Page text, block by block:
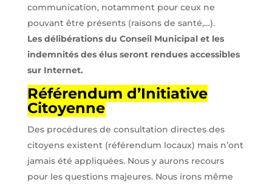
communication, notamment pour ceux ne
pouvant être présents (raisons de santé,…).
Les délibérations du Conseil Municipal et les
indemnités des élus seront rendues accessibles
sur Internet.
Référendum d’Initiative
Citoyenne
Des procédures de consultation directes des
citoyens existent (référendum locaux) mais n’ont
jamais été appliquées. Nous y aurons recours
pour les questions majeures. Nous irons même